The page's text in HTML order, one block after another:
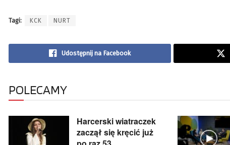
Tagi: KCK NURT
Udostępnij na Facebook
POLECAMY
Harcerski wiatraczek
zaczął się kręcić już